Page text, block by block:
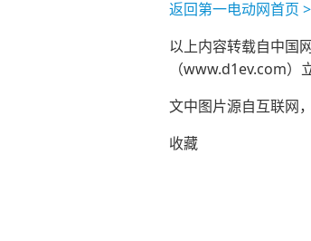
返回第一电动网首页 >
以上内容转载自中国
（www.d1ev.com）
文中图片源自互联网
收藏